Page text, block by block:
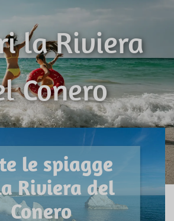
la Riviera
Conero
le spiagge
Riviera del
Conero